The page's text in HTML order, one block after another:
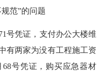
范”的问题
凭证，支付办公大楼维
有两家为没有工程施工资
68号凭证，购买应急器材